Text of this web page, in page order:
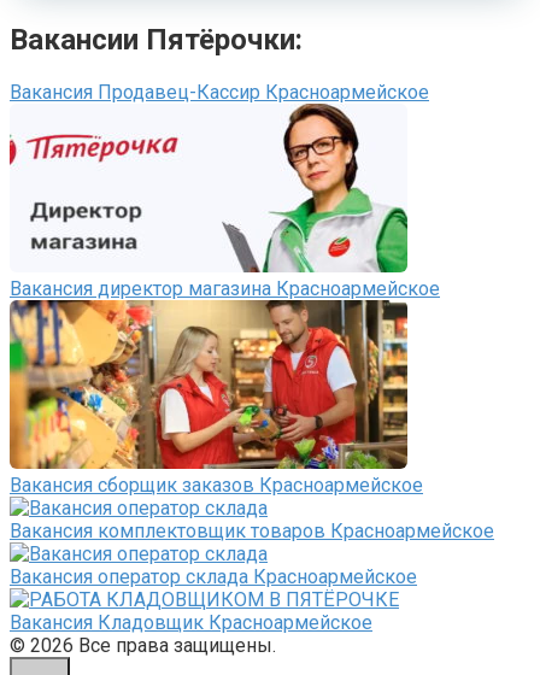
Вакансии Пятёрочки:
Вакансия Продавец-Кассир Красноармейское
Вакансия директор магазина Красноармейское
Вакансия сборщик заказов Красноармейское
Вакансия комплектовщик товаров Красноармейское
Вакансия оператор склада Красноармейское
Вакансия Кладовщик Красноармейское
© 2026 Все права защищены.